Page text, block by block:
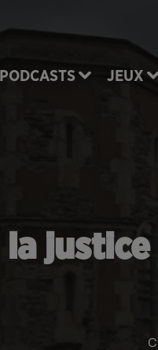
PODCASTS JEUX
la